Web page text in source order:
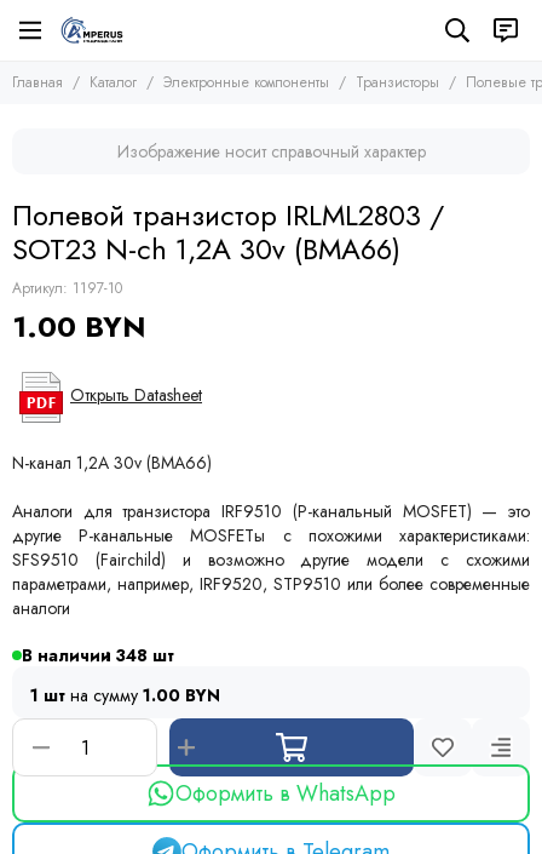
Электронные компоненты
Транзисторы
Транзисторы
Биполярные транзисторы (BJTs)
Тиристоры и симисторы
Модули
Резисторы
Предохранители
Дроссели
Фоточувствительные элементы
Устройства защиты
Главная Каталог Электронные компоненты Транзисторы Полевые
Изображение носит справочный характер
Полевой транзистор IRLML2803 /
SOT23 N-ch 1,2A 30v (BMA66)
Артикул: 1197-10
1.00 BYN
Открыть Datasheet
N-канал 1,2A 30v (BMA66)
Аналоги для транзистора IRF9510 (P-канальный MOSFET) — это
другие P-канальные MOSFETы с похожими характеристиками:
SFS9510 (Fairchild) и возможно другие модели с схожими
параметрами, например, IRF9520, STP9510 или более современные
аналоги
В наличии 348
1 шт на сумму 1.00 BYN
Оформить в WhatsApp